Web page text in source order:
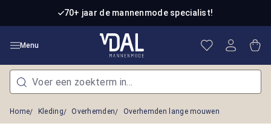
Ga naar de hoofdinhoud70+ jaar de mannenmode specialist!
Menu Je hebt 0
Home Kleding Overhemden Overhemden lange mouwen